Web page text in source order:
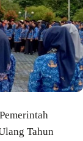
Tahun